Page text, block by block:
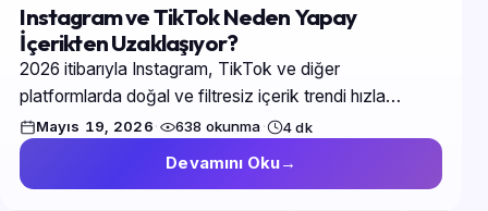
Instagram ve TikTok Neden Yapay
İçerikten Uzaklaşıyor?
2026 itibarıyla Instagram, TikTok ve diğer
platformlarda doğal ve filtresiz içerik trendi hızla
büyüyor. Kullanıcılar artık daha gerçek, spontane ve
samimi paylaşımları…
Mayıs 19, 2026· 638 okunma· 4 dk
Devamını Oku